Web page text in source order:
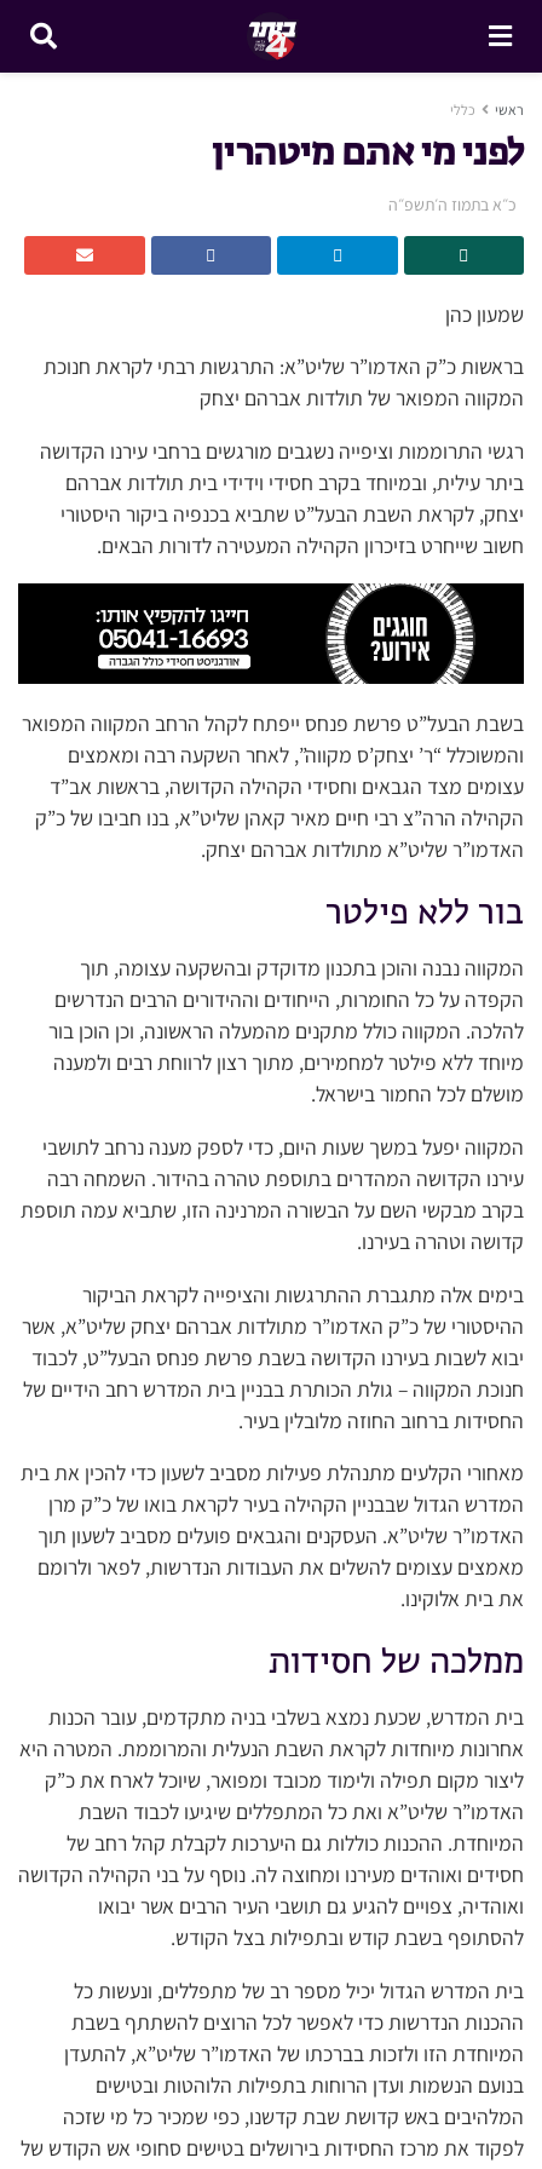
ראשי כללי
לפני מי אתם מיטהרין
כ״א בתמוז ה׳תשפ״ה
שמעון כהן
בראשות כ”ק האדמו”ר שליט”א: התרגשות רבתי לקראת חנוכת
המקווה המפואר של תולדות אברהם יצחק
רגשי התרוממות וציפייה נשגבים מורגשים ברחבי עירנו הקדושה
ביתר עילית, ובמיוחד בקרב חסידי וידידי בית תולדות אברהם
יצחק, לקראת השבת הבעל”ט שתביא בכנפיה ביקור היסטורי
חשוב שייחרט בזיכרון הקהילה המעטירה לדורות הבאים.
בשבת הבעל”ט פרשת פנחס ייפתח לקהל הרחב המקווה המפואר
והמשוכלל “ר’ יצחק’ס מקווה”, לאחר השקעה רבה ומאמצים
עצומים מצד הגבאים וחסידי הקהילה הקדושה, בראשות אב”ד
הקהילה הרה”צ רבי חיים מאיר קאהן שליט”א, בנו חביבו של כ”ק
האדמו”ר שליט”א מתולדות אברהם יצחק.
בור ללא פילטר
המקווה נבנה והוכן בתכנון מדוקדק ובהשקעה עצומה, תוך
הקפדה על כל החומרות, הייחודים וההידורים הרבים הנדרשים
להלכה. המקווה כולל מתקנים מהמעלה הראשונה, וכן הוכן בור
מיוחד ללא פילטר למחמירים, מתוך רצון לרווחת רבים ולמענה
מושלם לכל החמור בישראל.
המקווה יפעל במשך שעות היום, כדי לספק מענה נרחב לתושבי
עירנו הקדושה המהדרים בתוספת טהרה בהידור. השמחה רבה
בקרב מבקשי השם על הבשורה המרנינה הזו, שתביא עמה תוספת
קדושה וטהרה בעירנו.
בימים אלה מתגברת ההתרגשות והציפייה לקראת הביקור
ההיסטורי של כ”ק האדמו”ר מתולדות אברהם יצחק שליט”א, אשר
יבוא לשבות בעירנו הקדושה בשבת פרשת פנחס הבעל”ט, לכבוד
חנוכת המקווה – גולת הכותרת בבניין בית המדרש רחב הידיים של
החסידות ברחוב החוזה מלובלין בעיר.
מאחורי הקלעים מתנהלת פעילות מסביב לשעון כדי להכין את בית
המדרש הגדול שבבניין הקהילה בעיר לקראת בואו של כ”ק מרן
האדמו”ר שליט”א. העסקנים והגבאים פועלים מסביב לשעון תוך
מאמצים עצומים להשלים את העבודות הנדרשות, לפאר ולרומם
את בית אלוקינו.
ממלכה של חסידות
בית המדרש, שכעת נמצא בשלבי בניה מתקדמים, עובר הכנות
אחרונות מיוחדות לקראת השבת הנעלית והמרוממת. המטרה היא
ליצור מקום תפילה ולימוד מכובד ומפואר, שיוכל לארח את כ”ק
האדמו”ר שליט”א ואת כל המתפללים שיגיעו לכבוד השבת
המיוחדת. ההכנות כוללות גם היערכות לקבלת קהל רחב של
חסידים ואוהדים מעירנו ומחוצה לה. נוסף על בני הקהילה הקדושה
ואוהדיה, צפויים להגיע גם תושבי העיר הרבים אשר יבואו
להסתופף בשבת קודש ובתפילות בצל הקודש.
בית המדרש הגדול יכיל מספר רב של מתפללים, ונעשות כל
ההכנות הנדרשות כדי לאפשר לכל הרוצים להשתתף בשבת
המיוחדת הזו ולזכות בברכתו של האדמו”ר שליט”א, להתעדן
בנועם הנשמות ועדן הרוחות בתפילות הלוהטות ובטישים
המלהיבים באש קדושת שבת קדשנו, כפי שמכיר כל מי שזכה
לפקוד את מרכז החסידות בירושלים בטישים סחופי אש הקודש של